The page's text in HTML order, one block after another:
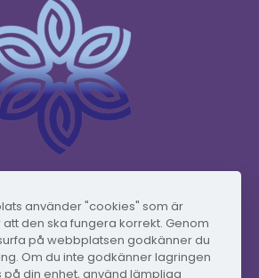
www.vidafyglobal.com
använder "cookies" som är
den ska fungera korrekt. Genom
på webbplatsen godkänner du
Om du inte godkänner lagringen
på din enhet, använd lämpliga